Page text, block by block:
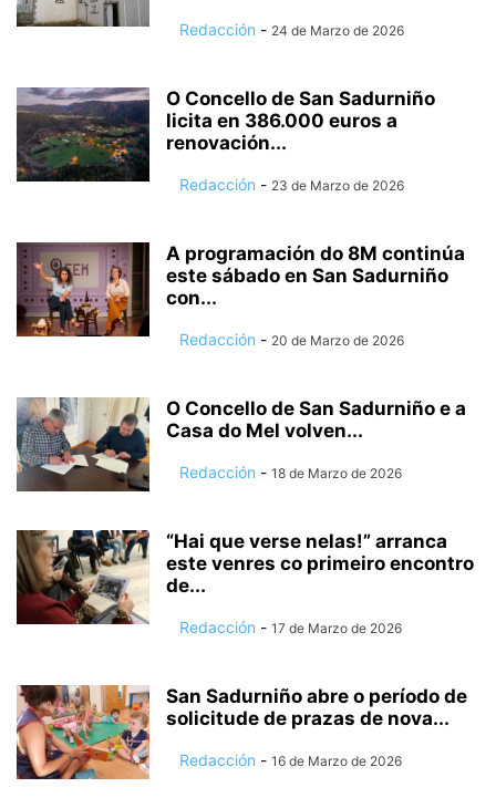
Redacción - 24 de Marzo de 2026
O Concello de San Sadurniño
licita en 386.000 euros a
renovación...
Redacción - 23 de Marzo de 2026
A programación do 8M continúa
este sábado en San Sadurniño
con...
Redacción - 20 de Marzo de 2026
O Concello de San Sadurniño e a
Casa do Mel volven...
Redacción - 18 de Marzo de 2026
“Hai que verse nelas!” arranca
este venres co primeiro encontro
de...
Redacción - 17 de Marzo de 2026
San Sadurniño abre o período de
solicitude de prazas de nova...
Redacción - 16 de Marzo de 2026